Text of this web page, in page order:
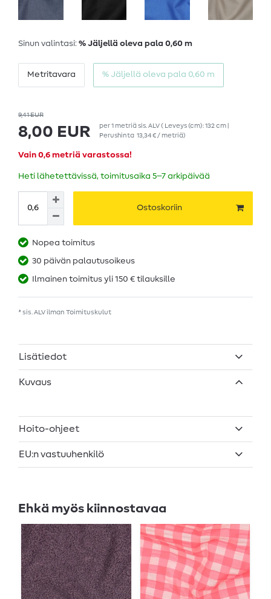
Sinun valintasi: % Jäljellä oleva pala 0,60 m
Metritavara % Jäljellä oleva pala 0,60 m
9,41 EUR
8,00 EUR per1 metriäsis. ALV( Leveys (cm): 132 cm |
Perushinta 13,34 € / metriä)
Vain 0,6 metriä varastossa!
Heti lähetettävissä, toimitusaika 5–7 arkipäivää
Ostoskoriin
Nopea toimitus
30 päivän palautusoikeus
Ilmainen toimitus yli 150 € tilauksille
* sis. ALV ilman Toimituskulut
Lisätiedot
Kuvaus
Hoito-ohjeet
EU:n vastuuhenkilö
Ehkä myös kiinnostavaa